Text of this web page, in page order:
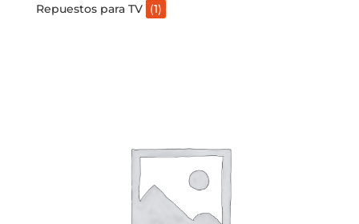
Repuestos para TV (1)